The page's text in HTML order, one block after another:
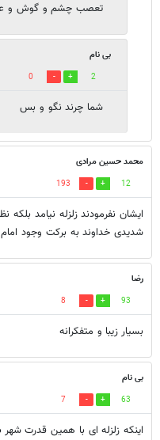
تعصب چشم و گوش و
بی نام
2
0
شما چرند نگو و بس
محمد حسین مرادی
12
193
ایشان نفرمودند زلزله نیامد بلکه
شدیدی خداوند به برکت وجود
رضا
93
8
بسيار زيبا و متفكرانه
بی نام
63
7
اینکه زلزله ای با همین قدرت شهر